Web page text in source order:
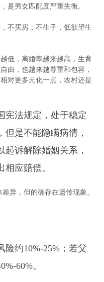
是男女匹配度严重失衡。
不买房，不生子，低欲望生
低，离婚率越来越高，生育
由，也越来越尊重和包容，
对更多元化一点，农村还是
宪法规定，处于稳定
是不能隐瞒病情，
诉解除婚姻关系，
应赔偿。
异，但的确存在遗传现象。
约10%-25%；若父
60%。